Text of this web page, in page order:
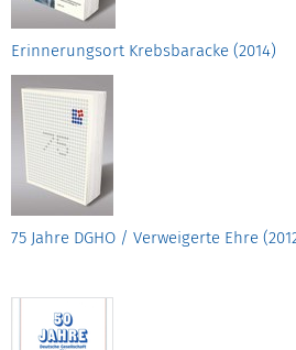
Erinnerungsort Krebsbaracke (2014)
75 Jahre DGHO / Verweigerte Ehre